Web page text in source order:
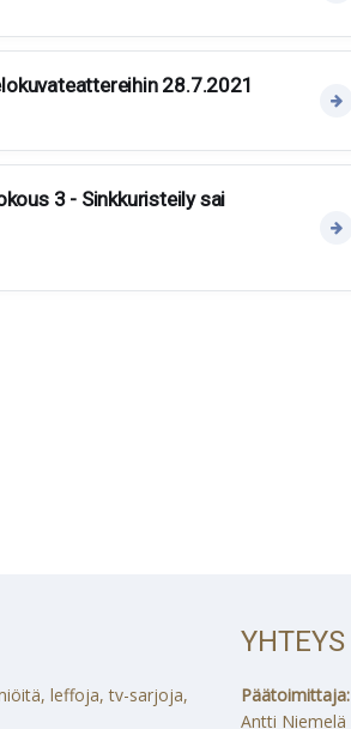
28.7.2021
3 - Sinkkuristeily sai
leffoja, tv-sarjoja,
YHTEYS
Päätoimittaja:
Antti Niemelä